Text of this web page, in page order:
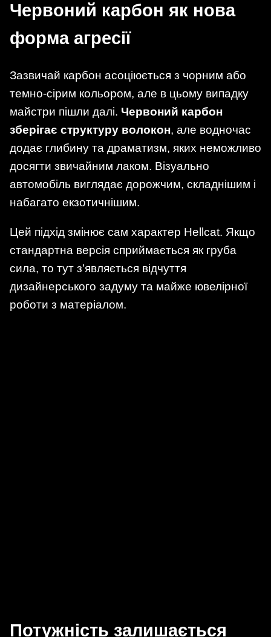
Червоний карбон як нова
форма агресії
Зазвичай карбон асоціюється з чорним або
темно-сірим кольором, але в цьому випадку
майстри пішли далі. Червоний карбон
зберігає структуру волокон, але водночас
додає глибину та драматизм, яких неможливо
досягти звичайним лаком. Візуально
автомобіль виглядає дорожчим, складнішим і
набагато екзотичнішим.
Цей підхід змінює сам характер Hellcat. Якщо
стандартна версія сприймається як груба
сила, то тут з’являється відчуття
дизайнерського задуму та майже ювелірної
роботи з матеріалом.
Потужність залишається